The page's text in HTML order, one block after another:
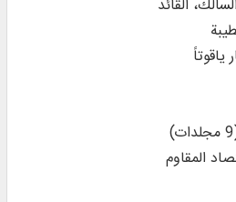
القائد
المقاوم